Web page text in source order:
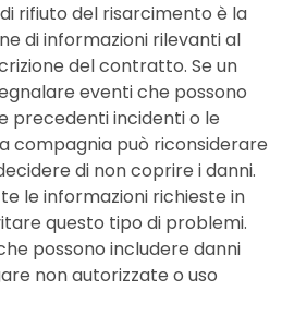
rifiuto del risarcimento è la
di informazioni rilevanti al
del contratto. Se un
eventi che possono
precedenti incidenti o le
compagnia può riconsiderare
di non coprire i danni.
le informazioni richieste in
questo tipo di problemi.
possono includere danni
non autorizzate o uso